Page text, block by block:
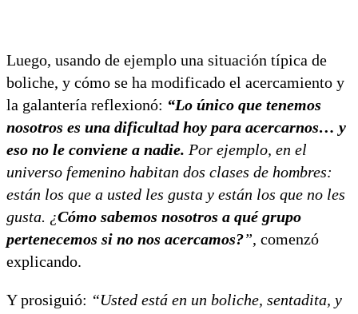
Luego, usando de ejemplo una situación típica de
boliche, y cómo se ha modificado el acercamiento y
la galantería reflexionó: “Lo único que tenemos
nosotros es una dificultad hoy para acercarnos… y
eso no le conviene a nadie. Por ejemplo, en el
universo femenino habitan dos clases de hombres:
están los que a usted les gusta y están los que no les
gusta. ¿Cómo sabemos nosotros a qué grupo
pertenecemos si no nos acercamos?”, comenzó
explicando.
Y prosiguió: “Usted está en un boliche, sentadita, y